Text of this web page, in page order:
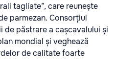
tagliate”, care reunește
parmezan. Consorțiul
de păstrare a cașcavalului și
mondial și veghează
de calitate foarte